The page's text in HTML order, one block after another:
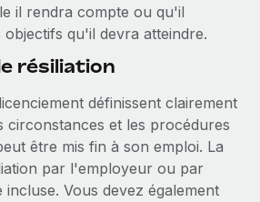
il rendra compte ou qu'il
qu'il devra atteindre.
résiliation
définissent clairement
circonstances et les procédures
être mis fin à son emploi. La
par l'employeur ou par
Vous devez également